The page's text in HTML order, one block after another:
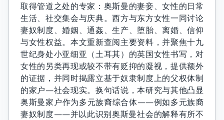
取得管道之处的专家：奥斯曼的妻妾、女性的日常
生活、社交集会与庆典。西方与东方女性一同讨论
妻奴制度、婚姻、通姦、生产、堕胎、离婚、信仰
与女性权益。本文重新查阅主要资料，并聚焦十九
世纪身处小亚细亚（土耳其）的英国女性书写，对
女性的另类再现或较不带有贬抑的凝视，提供额外
的证据，并同时揭露立基于奴隶制度上的父权体制
的家户—社会现实。换句话说，本研究与其他凸显
奥斯曼家户作为多元族裔综合体——例如多元族裔
妻奴制度——并以此识别奥斯曼社会的解释有所不